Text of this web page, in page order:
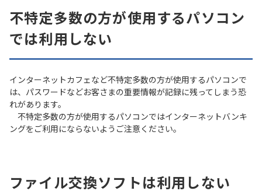
不特定多数の方が使用するパソコン
では利用しない
インターネットカフェなど不特定多数の方が使用するパソコンで
は、パスワードなどお客さまの重要情報が記録に残ってしまう恐
れがあります。
不特定多数の方が使用するパソコンではインターネットバンキ
ングをご利用にならないようご注意ください。
ファイル交換ソフトは利用しない